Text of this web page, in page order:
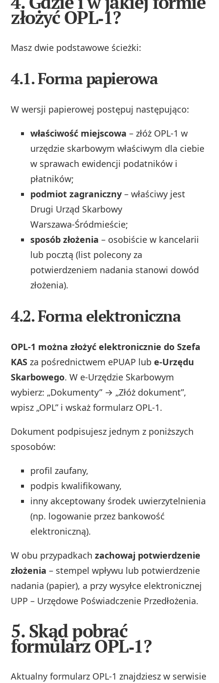
złożyć OPL‑1?
Masz dwie podstawowe ścieżki:
4.1. Forma papierowa
W wersji papierowej postępuj następująco:
właściwość miejscowa – złóż OPL‑1 w
urzędzie skarbowym właściwym dla ciebie
w sprawach ewidencji podatników i
płatników;
podmiot zagraniczny – właściwy jest
Drugi Urząd Skarbowy
Warszawa‑Śródmieście;
sposób złożenia – osobiście w kancelarii
lub pocztą (list polecony za
potwierdzeniem nadania stanowi dowód
złożenia).
4.2. Forma elektroniczna
OPL‑1 można złożyć elektronicznie do Szefa
KAS za pośrednictwem ePUAP lube‑Urzędu
Skarbowego. W e‑Urzędzie Skarbowym
wybierz: „Dokumenty” → „Złóż dokument”,
wpisz „OPL” i wskaż formularz OPL‑1.
Dokument podpisujesz jednym z poniższych
sposobów:
profil zaufany,
podpis kwalifikowany,
inny akceptowany środek uwierzytelnienia
(np. logowanie przez bankowość
elektroniczną).
W obu przypadkachzachowaj potwierdzenie
złożenia – stempel wpływu lub potwierdzenie
nadania (papier), a przy wysyłce elektronicznej
UPP – Urzędowe Poświadczenie Przedłożenia.
5. Skąd pobrać
formularz OPL‑1?
Aktualny formularz OPL‑1 znajdziesz w serwisie